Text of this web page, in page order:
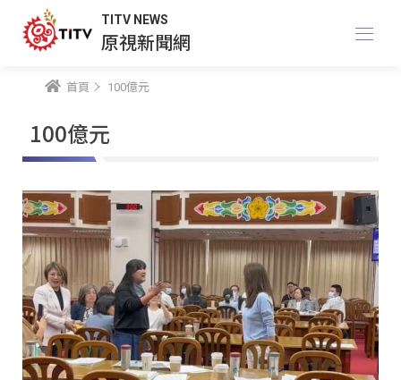
TITV NEWS
原視新聞網
首頁 100億元
100億元